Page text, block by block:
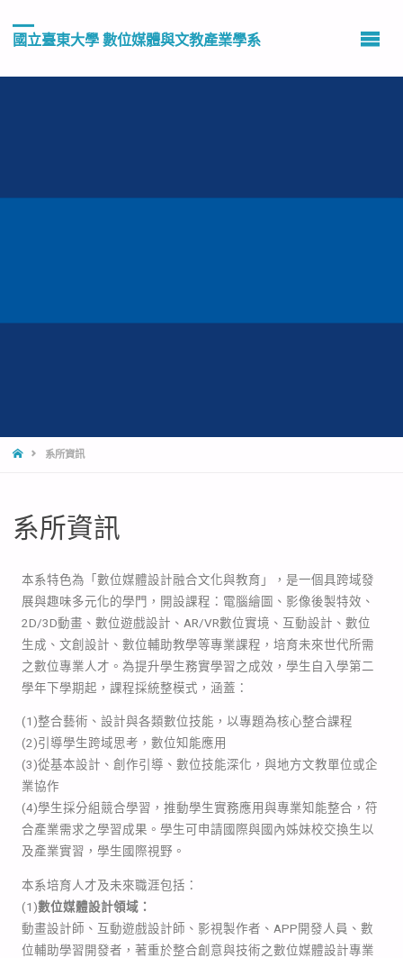
國立臺東大學 數位媒體與文教產業學系
系所資訊
系所資訊
本系特色為「數位媒體設計融合文化與教育」，是一個具跨域發
展與趣味多元化的學門，開設課程：電腦繪圖、影像後製特效、
2D/3D動畫、數位遊戲設計、AR/VR數位實境、互動設計、數位
生成、文創設計、數位輔助教學等專業課程，培育未來世代所需
之數位專業人才。為提升學生務實學習之成效，學生自入學第二
學年下學期起，課程採統整模式，涵蓋：
(1)整合藝術、設計與各類數位技能，以專題為核心整合課程
(2)引導學生跨域思考，數位知能應用
(3)從基本設計、創作引導、數位技能深化，與地方文教單位或企
業協作
(4)學生採分組競合學習，推動學生實務應用與專業知能整合，符
合產業需求之學習成果。學生可申請國際與國內姊妹校交換生以
及產業實習，學生國際視野。
本系培育人才及未來職涯包括：
(1)數位媒體設計領域：
動畫設計師、互動遊戲設計師、影視製作者、APP開發人員、數
位輔助學習開發者，著重於整合創意與技術之數位媒體設計專業